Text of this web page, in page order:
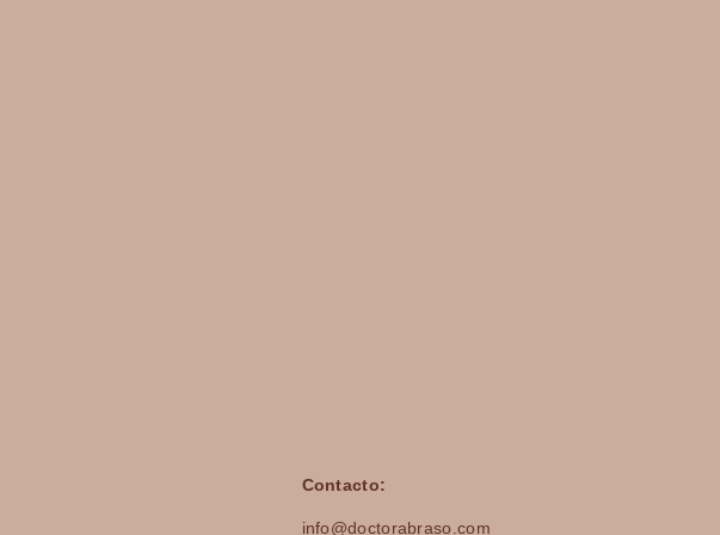
Contacto:
info@doctorabraso.com